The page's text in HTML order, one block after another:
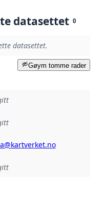
datasettet 0
datasettet.
Gøym tomme rader